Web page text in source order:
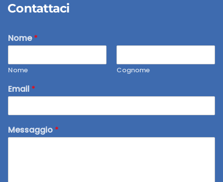
Contattaci
Nome*
Nome Cognome
Email *
Messaggio *